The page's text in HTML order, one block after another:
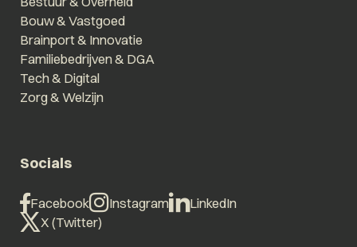
Bouw & Vastgoed
Brainport & Innovatie
Familiebedrijven & DGA
Tech & Digital
Zorg & Welzijn
Socials
Facebook Instagram
LinkedIn
X (Twitter)